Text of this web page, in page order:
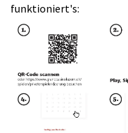
funktioniert's: